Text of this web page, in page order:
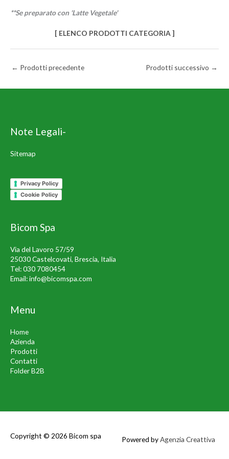
**Se preparato con 'Latte Vegetale'
[ ELENCO PRODOTTI CATEGORIA ]
← Prodotti precedente Prodotti successivo →
Note Legali-
Sitemap
Privacy Policy
Cookie Policy
Bicom Spa
Via del Lavoro 57/59
25030 Castelcovati, Brescia, Italia
Tel:030 7080454
Email:info@bicomspa.com
Menu
Home
Azienda
Prodotti
Contatti
Folder B2B
Copyright © 2026 Bicom spa Powered byAgenzia Creattiva